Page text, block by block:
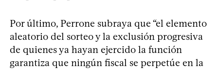
Por último, Perrone subraya que “el elemento
aleatorio del sorteo y la exclusión progresiva
de quienes ya hayan ejercido la función
garantiza que ningún fiscal se perpetúe en la